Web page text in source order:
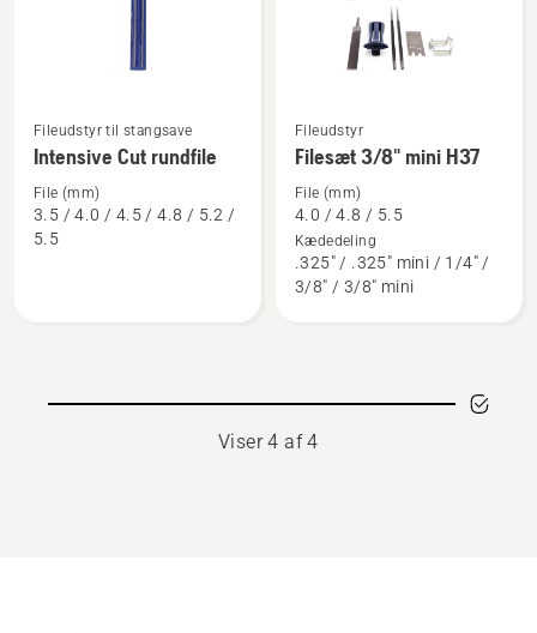
Se
flere
detaljer
om
Intensive
Fileudstyr til stangsave
Intensive Cut rundfile
File (mm)
3.5 / 4.0 / 4.5 / 4.8 / 5.2 /
5.5
Se
flere
detaljer
om
Filesæt
3/8"
Fileudstyr
Filesæt 3/8" mini H37
File (mm)
4.0 / 4.8 / 5.5
Kædedeling
.325" / .325" mini / 1/4" /
3/8" / 3/8" mini
Viser 4 af 4